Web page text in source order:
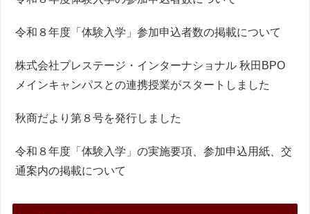
令和８年度「体験入学」参加申込者数の掲載について
株式会社プレステージ・インターナショナル 秋田BPO
メインキャンパスとの連携授業がスタートしました
秋商だより第８号を発行しました
令和８年度「体験入学」の実施要項、参加申込用紙、交
通案内の掲載について